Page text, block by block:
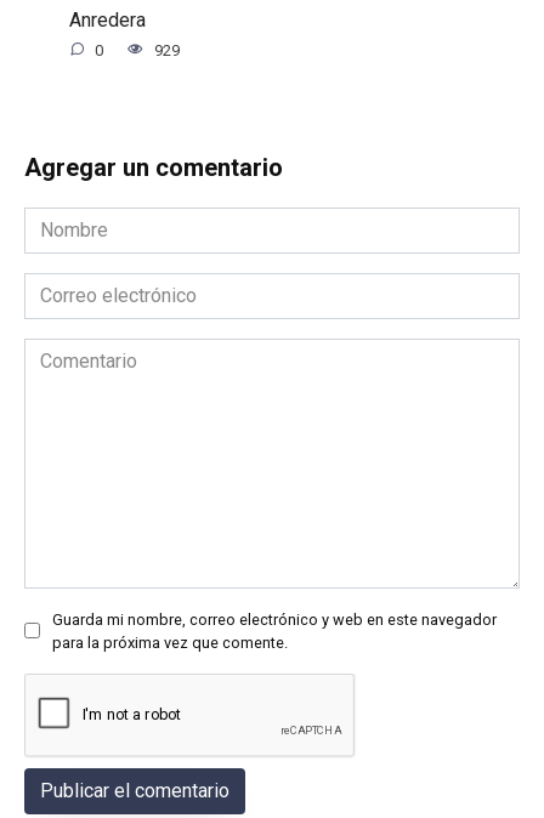
Anredera
0 929
Agregar un comentario
Nombre
*
Correo
electrónico
*Comentario
Guarda mi nombre, correo electrónico y web en este navegador
para la próxima vez que comente.